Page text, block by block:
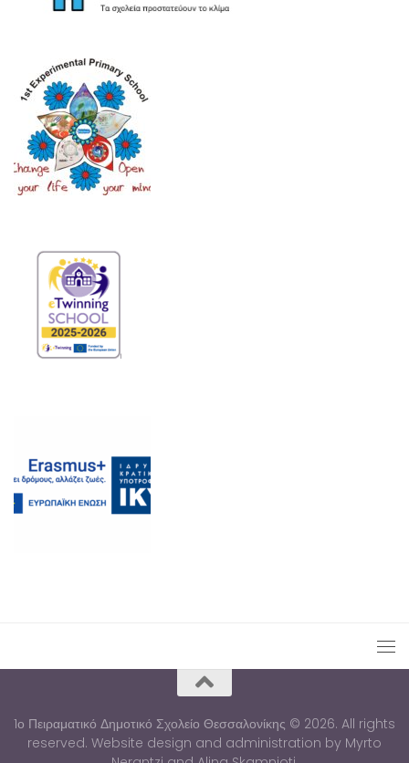
1ο Πειραματικό Δημοτικό Σχολείο Θεσσαλονίκης © 2026. All rights
reserved. Website design and administration by Myrto